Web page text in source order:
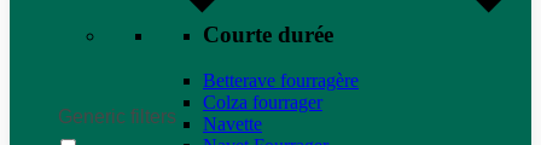
Generic filters
Courte durée
Betterave fourragère
Colza fourrager
Navette